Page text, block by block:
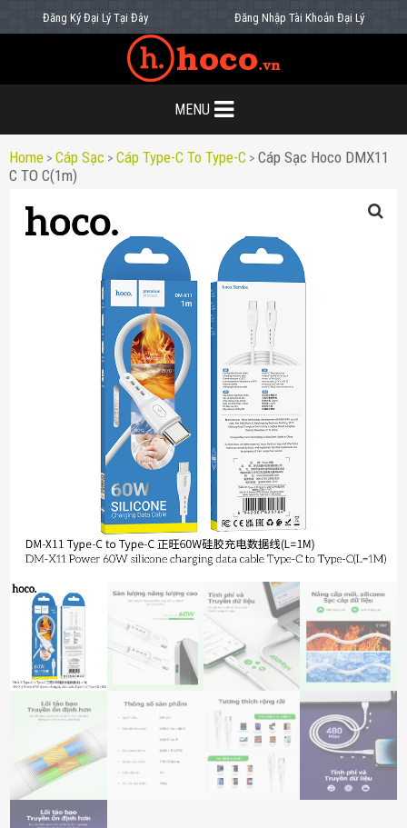
Đăng Ký Đại Lý Tại Đây Đăng Nhập Tài Khoản Đại Lý
MENU
Home > Cáp Sạc > Cáp Type-C To Type-C > Cáp Sạc Hoco DMX11
C TO C(1m)